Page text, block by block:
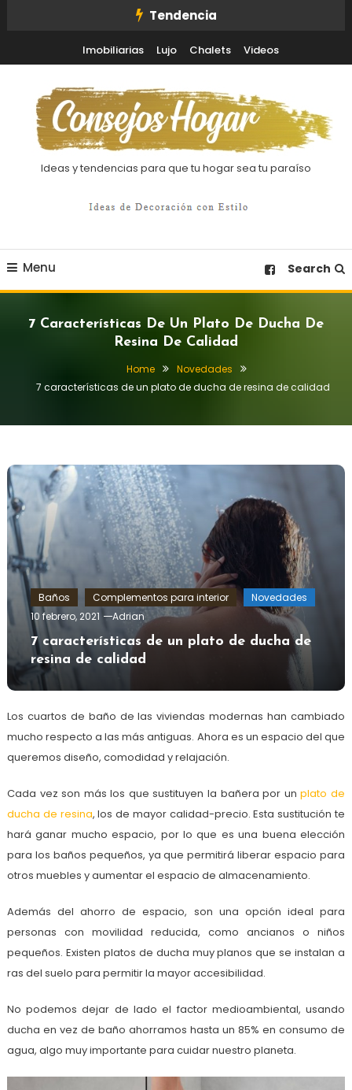
Tendencia
Imobiliarias Lujo Chalets Videos
Ideas y tendencias para que tu hogar sea tu paraíso
Menu Search
7 Características De Un Plato De Ducha De
Resina De Calidad
Home
Novedades
7 características de un plato de ducha de resina de calidad
Baños Complementos para interior
Novedades
10 febrero, 2021
Adrian
7 características de un plato de ducha de
resina de calidad
Los cuartos de baño de las viviendas modernas han cambiado
mucho respecto a las más antiguas. Ahora es un espacio del que
queremos diseño, comodidad y relajación.
Cada vez son más los que sustituyen la bañera por unplato de
ducha de resina, los de mayor calidad-precio. Esta sustitución te
hará ganar mucho espacio, por lo que es una buena elección
para los baños pequeños, ya que permitirá liberar espacio para
otros muebles y aumentar el espacio de almacenamiento.
Además del ahorro de espacio, son una opción ideal para
personas con movilidad reducida, como ancianos o niños
pequeños. Existen platos de ducha muy planos que se instalan a
ras del suelo para permitir la mayor accesibilidad.
No podemos dejar de lado el factor medioambiental, usando
ducha en vez de baño ahorramos hasta un 85% en consumo de
agua, algo muy importante para cuidar nuestro planeta.